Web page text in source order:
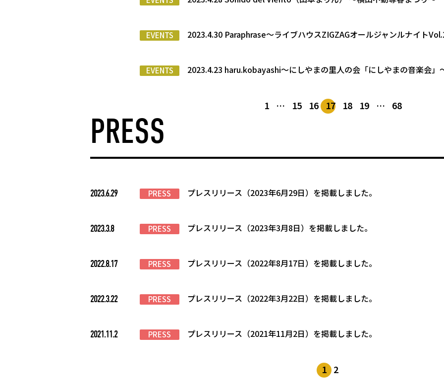
EVENTS 2023.4.30 Paraphrase〜ライブハウスZIGZAGオールジャンルナイト
EVENTS 2023.4.23 haru.kobayashi〜にしやまの里人の会「にしやまの音楽会」
1 … 15 16 17 18 19 … 68
PRESS
2023.6.29 PRESS プレスリリース（2023年6月29日）を掲載しました。
2023.3.8 PRESS プレスリリース（2023年3月8日）を掲載しました。
2022.8.17 PRESS プレスリリース（2022年8月17日）を掲載しました。
2022.3.22 PRESS プレスリリース（2022年3月22日）を掲載しました。
2021.11.2 PRESS プレスリリース（2021年11月2日）を掲載しました。
1 2